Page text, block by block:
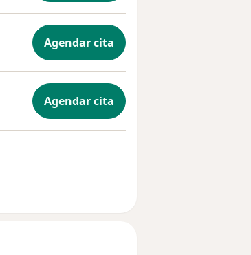
Agendar cita
Agendar cita